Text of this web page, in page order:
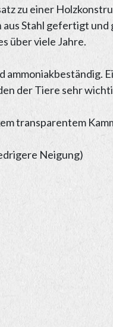
zu einer
Stahl gefertigt
über viele Jahre.
ammoniakbeständig.
der Tiere sehr
transparentem
Neigung)